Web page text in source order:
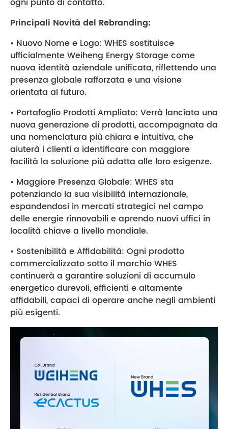
Principali Novità del Rebranding:
• Nuovo Nome e Logo: WHES sostituisce
ufficialmente Weiheng Energy Storage come
nuova identità aziendale unificata, riflettendo una
presenza globale rafforzata e una visione
orientata al futuro.
• Portafoglio Prodotti Ampliato: Verrà lanciata una
nuova generazione di prodotti, accompagnata da
una nomenclatura più chiara e intuitiva, che
aiuterà i clienti a identificare con maggiore
facilità la soluzione più adatta alle loro esigenze.
• Maggiore Presenza Globale: WHES sta
potenziando la sua visibilità internazionale,
espandendosi in mercati strategici nel campo
delle energie rinnovabili e aprendo nuovi uffici in
località chiave a livello mondiale.
• Sostenibilità e Affidabilità: Ogni prodotto
commercializzato sotto il marchio WHES
continuerà a garantire soluzioni di accumulo
energetico durevoli, efficienti e altamente
affidabili, capaci di operare anche negli ambienti
più esigenti.